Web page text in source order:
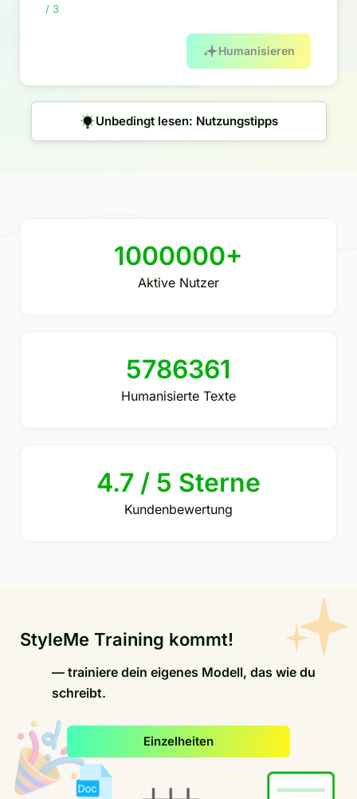
/ 3
Humanisieren
Unbedingt lesen: Nutzungstipps
1000000+
Aktive Nutzer
5786361
Humanisierte Texte
4.7 / 5 Sterne
Kundenbewertung
StyleMe Training kommt!
— trainiere dein eigenes Modell, das wie du
schreibt.
Einzelheiten